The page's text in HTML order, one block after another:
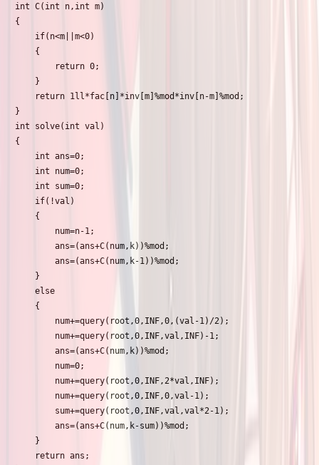
int C(int n,int m)
{
    if(n<m||m<0)
    {
        return 0;
    }
    return 1ll*fac[n]*inv[m]%mod*inv[n-m]%mod;
}
int solve(int val)
{
    int ans=0;
    int num=0;
    int sum=0;
    if(!val)
    {
        num=n-1;
        ans=(ans+C(num,k))%mod;
        ans=(ans+C(num,k-1))%mod;
    }
    else
    {
        num+=query(root,0,INF,0,(val-1)/2);
        num+=query(root,0,INF,val,INF)-1;
        ans=(ans+C(num,k))%mod;
        num=0;
        num+=query(root,0,INF,2*val,INF);
        num+=query(root,0,INF,0,val-1);
        sum+=query(root,0,INF,val,val*2-1);
        ans=(ans+C(num,k-sum))%mod;
    }
    return ans;